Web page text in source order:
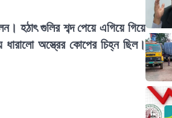
হঠাৎ গুলির শব্দ পেয়ে এগিয়ে গিয়ে
অস্ত্রের কোপের চিহ্ন ছিল।